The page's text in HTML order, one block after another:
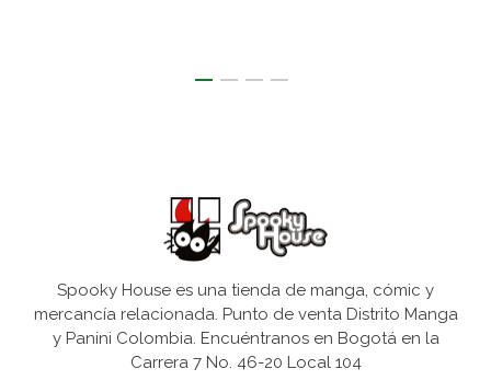
Spooky House es una tienda de manga, cómic y
mercancía relacionada. Punto de venta Distrito Manga
y Panini Colombia. Encuéntranos en Bogotá en la
Carrera 7 No. 46-20 Local 104